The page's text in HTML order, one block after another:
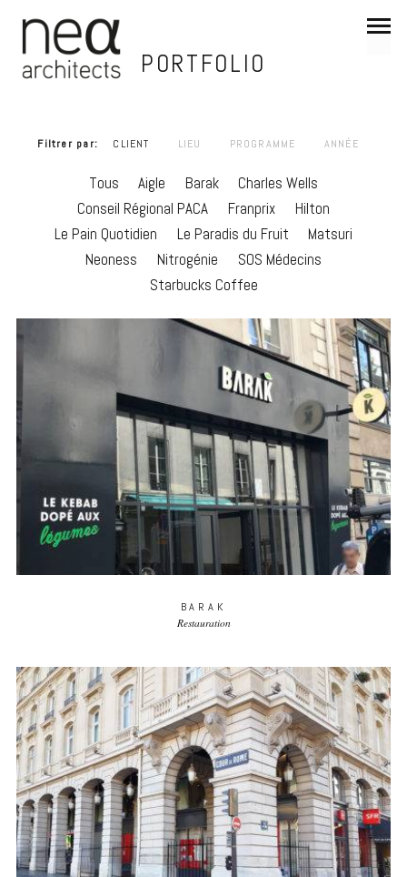
PORTFOLIO
Filtrer par CLIENT LIEU PROGRAMME ANNÉE
Tous Aigle Barak
Charles Wells
Conseil Régional PACA
Franprix
Hilton
Le Pain Quotidien
Le Paradis du Fruit
Matsuri
Neoness
Nitrogénie
SOS Médecins
Starbucks Coffee
BARAK
Restauration